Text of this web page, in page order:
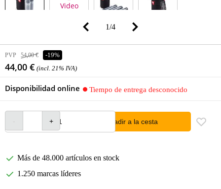
Video
1/4
PVP 54,00 € -19%
44,00 € (incl. 21% IVA)
Disponibilidad online Tiempo de entrega desconocido
añadir a la cesta
Más de 48.000 artículos en stock
1.250 marcas líderes